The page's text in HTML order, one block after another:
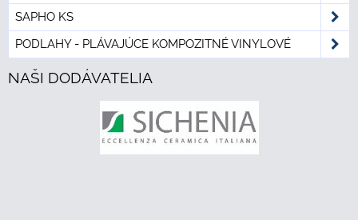
SAPHO KS
PODLAHY - PLÁVAJÚCE KOMPOZITNÉ VINYLOVÉ
NAŠI DODÁVATELIA